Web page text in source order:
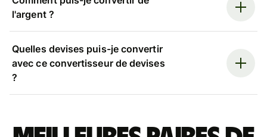
l'argent ?
Quelles devises puis-je convertir
avec ce convertisseur de devises
?